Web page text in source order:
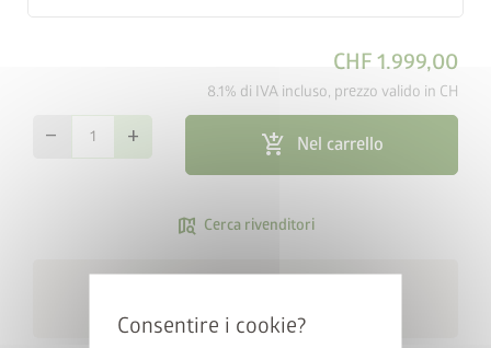
CHF 1.999,00
8.1% di IVA incluso, prezzo valido in CH
remove add add_shopping_cart Nel carrello
map_search Cerca rivenditori